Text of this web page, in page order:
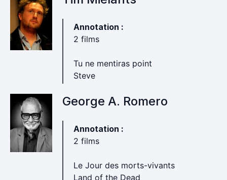
Annotation :
2 films
Tu ne mentiras point
Steve
George A. Romero
Annotation :
2 films
Le Jour des morts-vivants
Land of the Dead